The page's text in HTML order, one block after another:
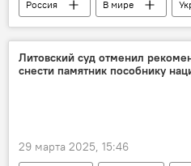
Россия В мире
Политика
Общество
Запад
Литовский суд отменил
снести памятник пособнику
29 марта 2025, 15:46